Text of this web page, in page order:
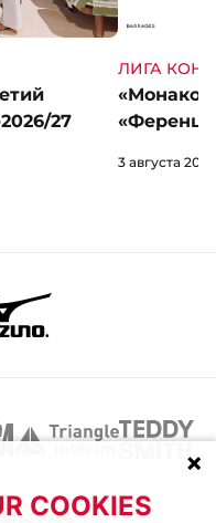
27
ЛИГА
«Монако»
3 августа 2026
COOKIES